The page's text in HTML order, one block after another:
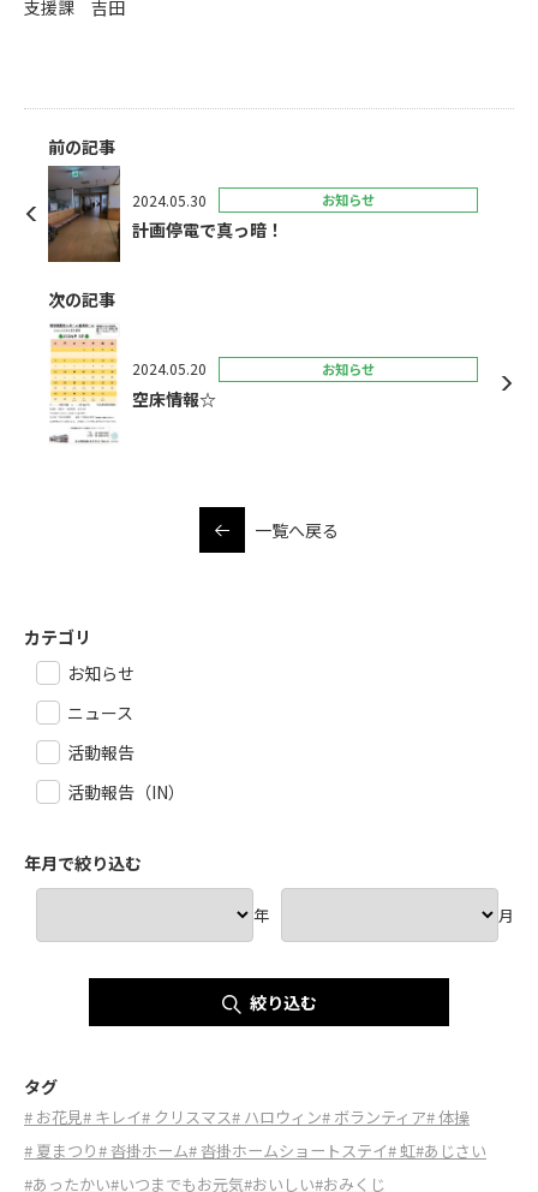
支援課 吉田
前の記事
2024.05.30 お知らせ
計画停電で真っ暗！
次の記事
2024.05.20 お知らせ
空床情報☆
一覧へ戻る
カテゴリ
お知らせ
ニュース
活動報告
活動報告（IN）
年月で絞り込む
年 月
絞り込む
タグ
# お花見# キレイ# クリスマス# ハロウィン# ボランティア# 体操
# 夏まつり# 沓掛ホーム# 沓掛ホームショートステイ# 虹#あじさい
#あったかい#いつまでもお元気#おいしい#おみくじ